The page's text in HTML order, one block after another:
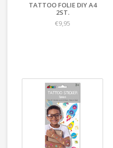
TATTOO FOLIE DIY A4
2ST.
€9,95